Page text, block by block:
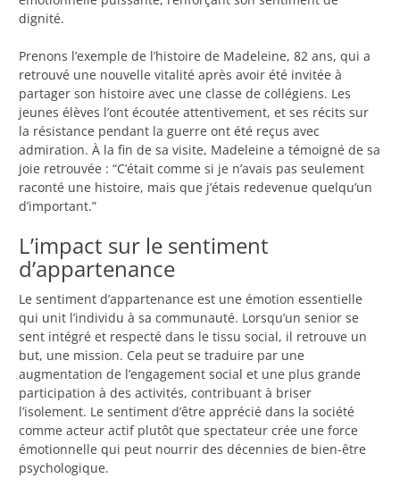
dignité.
Prenons l’exemple de l’histoire de Madeleine, 82 ans, qui a
retrouvé une nouvelle vitalité après avoir été invitée à
partager son histoire avec une classe de collégiens. Les
jeunes élèves l’ont écoutée attentivement, et ses récits sur
la résistance pendant la guerre ont été reçus avec
admiration. À la fin de sa visite, Madeleine a témoigné de sa
joie retrouvée : “C’était comme si je n’avais pas seulement
raconté une histoire, mais que j’étais redevenue quelqu’un
d’important.”
L’impact sur le sentiment
d’appartenance
Le sentiment d’appartenance est une émotion essentielle
qui unit l’individu à sa communauté. Lorsqu’un senior se
sent intégré et respecté dans le tissu social, il retrouve un
but, une mission. Cela peut se traduire par une
augmentation de l’engagement social et une plus grande
participation à des activités, contribuant à briser
l’isolement. Le sentiment d’être apprécié dans la société
comme acteur actif plutôt que spectateur crée une force
émotionnelle qui peut nourrir des décennies de bien-être
psychologique.